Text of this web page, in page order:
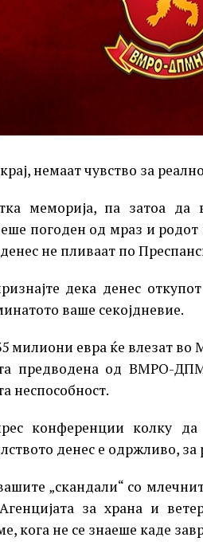
немаат чувство за
меморија, па затоа да
погоден од мраз и родот
не пливаат по
дека денес
ваше секојдневие.
милиони евра ќе влезат во
предводена од ВМРО-
неспособност.
конференции колку
денес е одржливо,
„скандали“ со
за храна и
кога не се знаеше каде